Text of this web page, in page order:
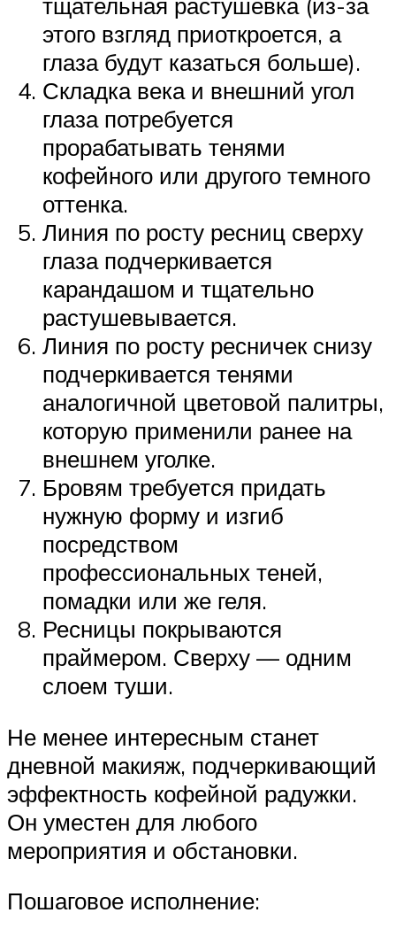
этого взгляд приоткроется, а
глаза будут казаться больше).
Складка ​века и внешний угол
глаза потребуется
прорабатывать тенями
кофейного или другого темного
оттенка.
Линия по росту ресниц сверху
глаза подчеркивается
карандашом и тщательно
растушевывается.
Линия по росту ресничек снизу
подчеркивается тенями
аналогичной цветовой палитры,
которую применили ранее на
внешнем уголке.
Бровям требуется придать
нужную форму и изгиб
посредством
профессиональных теней,
помадки или же геля.
Ресницы покрываются
праймером. Сверху — одним
слоем туши.
Не менее интересным станет
дневной макияж, подчеркивающий
эффектность кофейной радужки.
Он уместен для любого
мероприятия и обстановки.
Пошаговое исполнение: